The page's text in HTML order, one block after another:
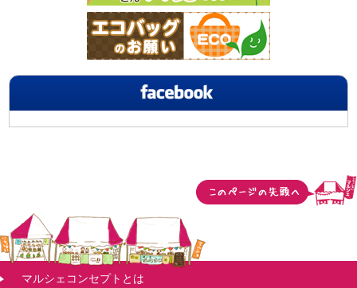
マルシェコンセプトとは